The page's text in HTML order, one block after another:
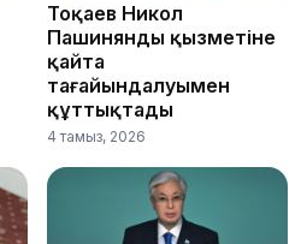
Тоқаев Никол
Пашинянды қызметіне
қайта
тағайындалуымен
құттықтады
4 тамыз, 2026